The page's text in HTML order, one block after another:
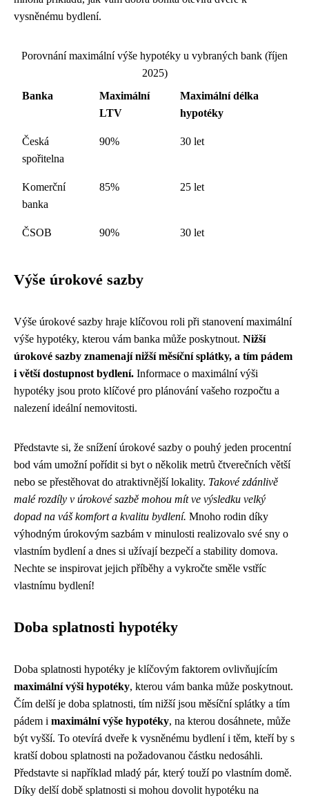
vysněnému bydlení.
Porovnání maximální výše hypotéky u vybraných bank (říjen
2025)
Banka
Maximální
LTV
Maximální délka
hypotéky
Česká
spořitelna
90% 30 let
Komerční
banka
85% 25 let
ČSOB 90% 30 let
Výše úrokové sazby
Výše úrokové sazby hraje klíčovou roli při stanovení maximální
výše hypotéky, kterou vám banka může poskytnout. Nižší
úrokové sazby znamenají nižší měsíční splátky, a tím pádem
i větší dostupnost bydlení. Informace o maximální výši
hypotéky jsou proto klíčové pro plánování vašeho rozpočtu a
nalezení ideální nemovitosti.
Představte si, že snížení úrokové sazby o pouhý jeden procentní
bod vám umožní pořídit si byt o několik metrů čtverečních větší
nebo se přestěhovat do atraktivnější lokality. Takové zdánlivě
malé rozdíly v úrokové sazbě mohou mít ve výsledku velký
dopad na váš komfort a kvalitu bydlení. Mnoho rodin díky
výhodným úrokovým sazbám v minulosti realizovalo své sny o
vlastním bydlení a dnes si užívají bezpečí a stability domova.
Nechte se inspirovat jejich příběhy a vykročte směle vstříc
vlastnímu bydlení!
Doba splatnosti hypotéky
Doba splatnosti hypotéky je klíčovým faktorem ovlivňujícím
maximální výši hypotéky, kterou vám banka může poskytnout.
Čím delší je doba splatnosti, tím nižší jsou měsíční splátky a tím
pádem i maximální výše hypotéky, na kterou dosáhnete, může
být vyšší. To otevírá dveře k vysněnému bydlení i těm, kteří by s
kratší dobou splatnosti na požadovanou částku nedosáhli.
Představte si například mladý pár, který touží po vlastním domě.
Díky delší době splatnosti si mohou dovolit hypotéku na